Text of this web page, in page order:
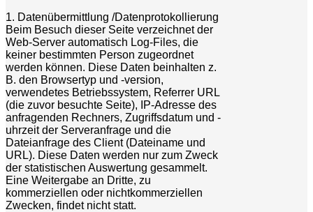
1. Datenübermittlung /Datenprotokollierung
Beim Besuch dieser Seite verzeichnet der
Web-Server automatisch Log-Files, die
keiner bestimmten Person zugeordnet
werden können. Diese Daten beinhalten z.
B. den Browsertyp und -version,
verwendetes Betriebssystem, Referrer URL
(die zuvor besuchte Seite), IP-Adresse des
anfragenden Rechners, Zugriffsdatum und -
uhrzeit der Serveranfrage und die
Dateianfrage des Client (Dateiname und
URL). Diese Daten werden nur zum Zweck
der statistischen Auswertung gesammelt.
Eine Weitergabe an Dritte, zu
kommerziellen oder nichtkommerziellen
Zwecken, findet nicht statt.